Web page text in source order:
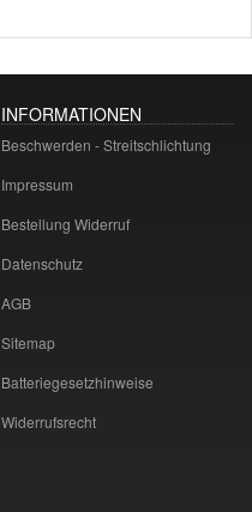
INFORMATIONEN
Beschwerden - Streitschlichtung
Impressum
Bestellung Widerruf
Datenschutz
AGB
Sitemap
Batteriegesetzhinweise
Widerrufsrecht